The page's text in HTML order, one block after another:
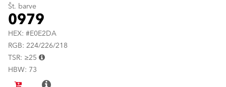
Št. barve
0979
HEX: #E0E2DA
RGB: 224/226/218
TSR: ≥25
HBW: 73